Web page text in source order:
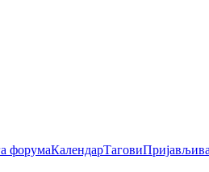
форумаКалендарТагови